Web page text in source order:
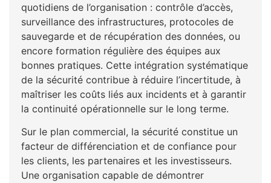
quotidiens de l’organisation : contrôle d’accès,
surveillance des infrastructures, protocoles de
sauvegarde et de récupération des données, ou
encore formation régulière des équipes aux
bonnes pratiques. Cette intégration systématique
de la sécurité contribue à réduire l’incertitude, à
maîtriser les coûts liés aux incidents et à garantir
la continuité opérationnelle sur le long terme.
Sur le plan commercial, la sécurité constitue un
facteur de différenciation et de confiance pour
les clients, les partenaires et les investisseurs.
Une organisation capable de démontrer